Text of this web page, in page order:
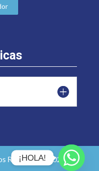
Reservados 2026 |
¡HOLA!